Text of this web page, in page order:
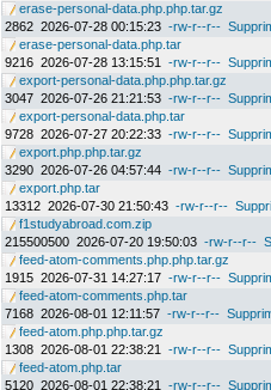
erase-personal-data.php.php.tar.gz
2862 2026-07-28 00:15:23 -rw-r--r--
erase-personal-data.php.tar
9216 2026-07-28 13:15:51 -rw-r--r--
export-personal-data.php.php.tar.gz
3047 2026-07-26 21:21:53 -rw-r--r--
export-personal-data.php.tar
9728 2026-07-27 20:22:33 -rw-r--r--
export.php.php.tar.gz
3290 2026-07-26 04:57:44 -rw-r--r--
export.php.tar
13312 2026-07-30 21:50:43 -rw-r--r--
f1studyabroad.com.zip
215500500 2026-07-20 19:50:03 -rw-r--r--
feed-atom-comments.php.php.tar.gz
1915 2026-07-31 14:27:17 -rw-r--r--
feed-atom-comments.php.tar
7168 2026-08-01 12:11:57 -rw-r--r--
feed-atom.php.php.tar.gz
1308 2026-08-01 22:38:21 -rw-r--r--
feed-atom.php.tar
5120 2026-08-01 22:38:21 -rw-r--r--